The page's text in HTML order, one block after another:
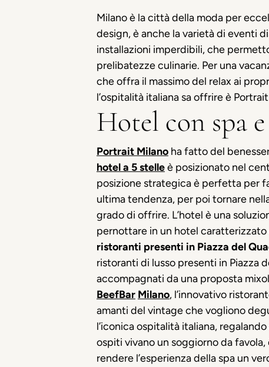
Milano è la città della moda per
design, è anche la varietà di eventi
installazioni imperdibili, che
prelibatezze culinarie. Per una
che offra il massimo del relax ai
l’ospitalità italiana sa offrire è
Hotel con spa
Portrait Milano ha fatto del
hotel a 5 stelleè posizionato nel
posizione strategica è perfetta per
ultima tendenza, per poi tornare
grado di offrire. L’hotel è una
pernottare in un hotel caratterizzato
ristoranti presenti in Piazza del
ristoranti di lusso presenti in Piazza
accompagnati da una proposta
BeefBar Milano, l’innovativo
amanti del vintage che vogliono
l’iconica ospitalità italiana,
ospiti vivano un soggiorno da
rendere l’esperienza della spa un